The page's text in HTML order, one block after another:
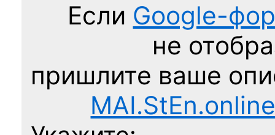
Если Google-
не
пришлите ваше